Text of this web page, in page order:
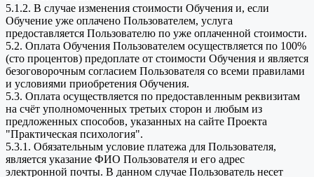
5.1.2. В случае изменения стоимости Обучения и, если
Обучение уже оплачено Пользователем, услуга
предоставляется Пользователю по уже оплаченной стоимости.
5.2. Оплата Обучения Пользователем осуществляется по 100%
(сто процентов) предоплате от стоимости Обучения и является
безоговорочным согласием Пользователя со всеми правилами
и условиями приобретения Обучения.
5.3. Оплата осуществляется по предоставленным реквизитам
на счёт уполномоченных третьих сторон и любым из
предложенных способов, указанных на сайте Проекта
"Практическая психология".
5.3.1. Обязательным условие платежа для Пользователя,
является указание ФИО Пользователя и его адрес
электронной почты. В данном случае Пользователь несет